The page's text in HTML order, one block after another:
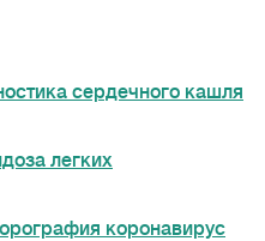
сердечного кашля
легких
коронавирус